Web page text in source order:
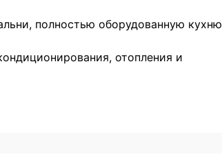
полностью оборудованную кухню
отопления и